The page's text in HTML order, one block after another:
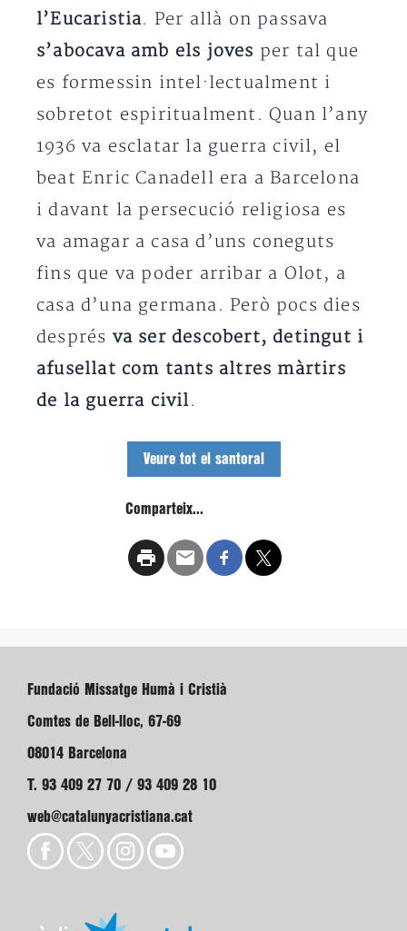
l’Eucaristia. Per allà on passava
s’abocava amb els joves per tal que
es formessin intel·lectualment i
sobretot espiritualment. Quan l’any
1936 va esclatar la guerra civil, el
beat Enric Canadell era a Barcelona
i davant la persecució religiosa es
va amagar a casa d’uns coneguts
fins que va poder arribar a Olot, a
casa d’una germana. Però pocs dies
després va ser descobert, detingut i
afusellat com tants altres màrtirs
de la guerra civil.
Veure tot el santoral
Comparteix...
Fundació Missatge Humà i Cristià
Comtes de Bell-lloc, 67-69
08014 Barcelona
T. 93 409 27 70 / 93 409 28 10
web@catalunyacristiana.cat